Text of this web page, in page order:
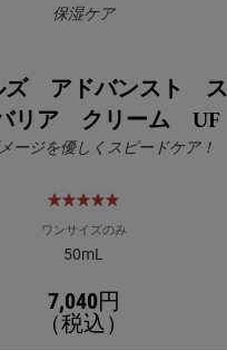
保湿ケア
ズ アドバンスト ス
リア クリーム UF
ージを優しくスピードケア！
ワンサイズのみ
50mL
7,040円
（税込）